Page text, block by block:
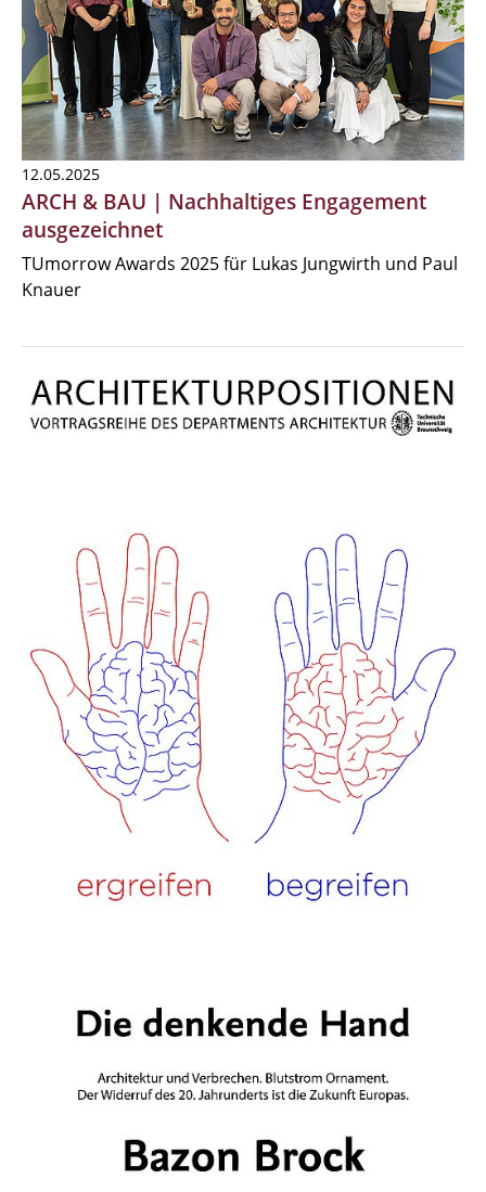
12.05.2025
ARCH & BAU | Nachhaltiges Engagement
ausgezeichnet
TUmorrow Awards 2025 für Lukas Jungwirth und Paul
Knauer